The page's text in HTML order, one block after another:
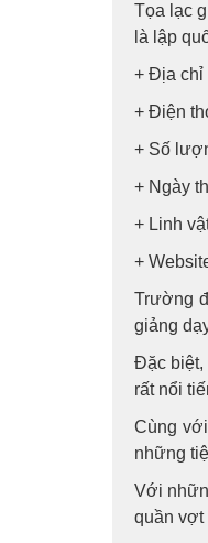
Tọa lạc
là lập
+ Địa chỉ
+ Điện
+ Số
+ Ngày
+ Linh
+
Trường
giảng
Đặc biệt,
rất nổi
Cùng
những
Với
quần vợt